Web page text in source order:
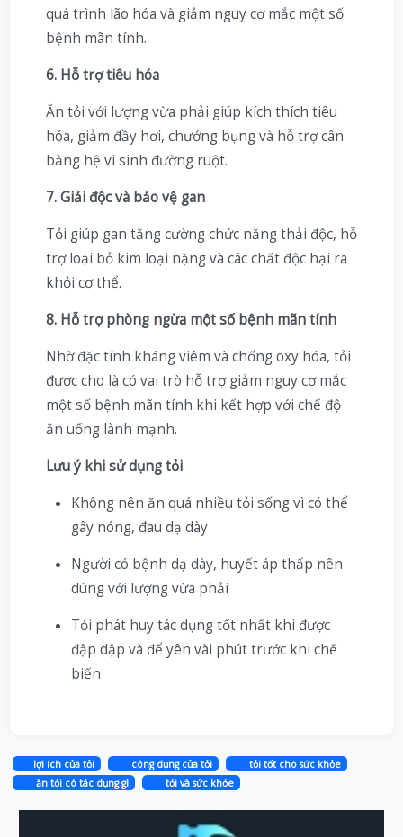
quá trình lão hóa và giảm nguy cơ mắc một số
bệnh mãn tính.
6. Hỗ trợ tiêu hóa
Ăn tỏi với lượng vừa phải giúp kích thích tiêu
hóa, giảm đầy hơi, chướng bụng và hỗ trợ cân
bằng hệ vi sinh đường ruột.
7. Giải độc và bảo vệ gan
Tỏi giúp gan tăng cường chức năng thải độc, hỗ
trợ loại bỏ kim loại nặng và các chất độc hại ra
khỏi cơ thể.
8. Hỗ trợ phòng ngừa một số bệnh mãn tính
Nhờ đặc tính kháng viêm và chống oxy hóa, tỏi
được cho là có vai trò hỗ trợ giảm nguy cơ mắc
một số bệnh mãn tính khi kết hợp với chế độ
ăn uống lành mạnh.
Lưu ý khi sử dụng tỏi
Không nên ăn quá nhiều tỏi sống vì có thể
gây nóng, đau dạ dày
Người có bệnh dạ dày, huyết áp thấp nên
dùng với lượng vừa phải
Tỏi phát huy tác dụng tốt nhất khi được
đập dập và để yên vài phút trước khi chế
biến
lợi ích của tỏi công dụng của tỏi
tỏi tốt cho sức khỏe
ăn tỏi có tác dụng gì
tỏi và sức khỏe